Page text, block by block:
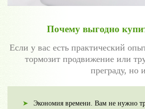
Почему выгодно
Если у вас есть практический
тормозит продвижение или
преграду, но
Экономия времени. Вам не нужно